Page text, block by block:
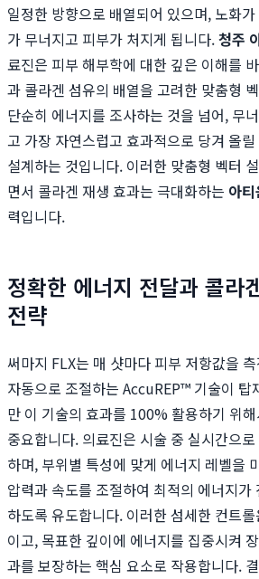
일정한 방향으로 배열되어 있으며, 노화
가 무너지고 피부가 처지게 됩니다.청주
료진은 피부 해부학에 대한 깊은 이해를
과 콜라겐 섬유의 배열을 고려한 맞춤형
단순히 에너지를 조사하는 것을 넘어, 무
고 가장 자연스럽고 효과적으로 당겨 올
설계하는 것입니다. 이러한 맞춤형 벡터
면서 콜라겐 재생 효과는 극대화하는 아
력입니다.
정확한 에너지 전달과 콜라
전략
써마지 FLX는 매 샷마다 피부 저항값을
자동으로 조절하는 AccuREP™ 기술이 탑
만 이 기술의 효과를 100% 활용하기 위
중요합니다. 의료진은 시술 중 실시간으
하며, 부위별 특성에 맞게 에너지 레벨을
압력과 속도를 조절하여 최적의 에너지가
하도록 유도합니다. 이러한 섬세한 컨트
이고, 목표한 깊이에 에너지를 집중시켜
과를 보장하는 핵심 요소로 작용합니다.